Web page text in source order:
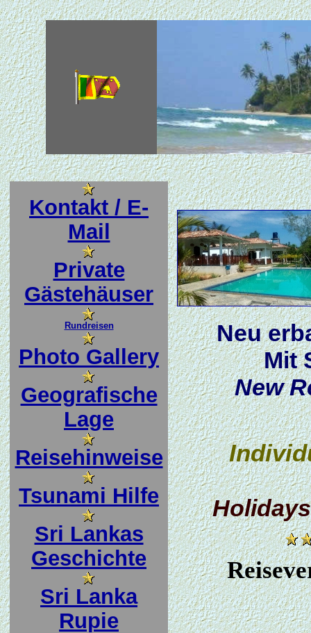
Kontakt / E-
Mail
Private
Gästehäuser
Rundreisen
Photo Gallery
Geografische
Lage
Reisehinweise
Tsunami Hilfe
Sri Lankas
Geschichte
Sri Lanka
Rupie
Neu
Mit
New